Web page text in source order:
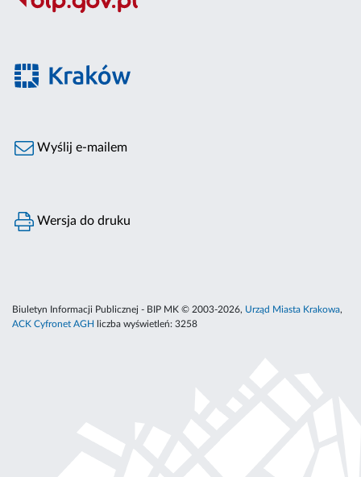
Wyślij e-mailem
Wersja do druku
Biuletyn Informacji Publicznej - BIP MK © 2003-2026, Urząd Miasta Krakowa,
ACK Cyfronet AGH
liczba wyświetleń: 3258